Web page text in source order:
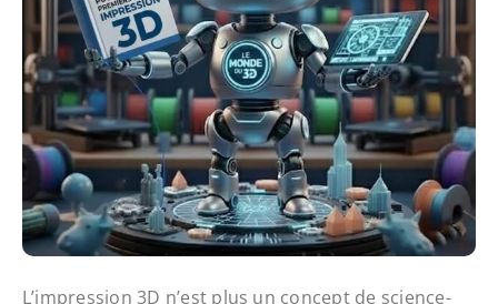
L’impression 3D n’est plus un concept de science-